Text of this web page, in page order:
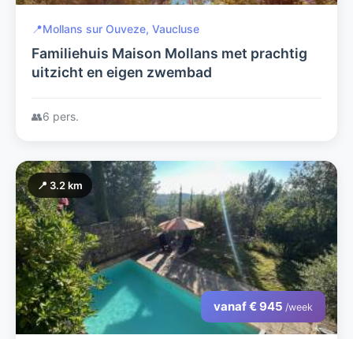
📍Mollans sur Ouveze, Vaucluse
Familiehuis Maison Mollans met prachtig
uitzicht en eigen zwembad
👥6 pers.
📍 3.2 km
vanaf € 945 /week